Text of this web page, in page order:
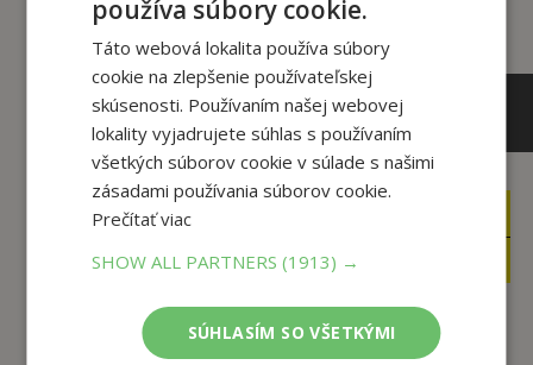
10
4,99€
Kto býva v ZOO
Anna a Elsa -
používa súbory cookie.
Táto webová lokalita používa súbory
cookie na zlepšenie používateľskej
skúsenosti. Používaním našej webovej
lokality vyjadrujete súhlas s používaním
všetkých súborov cookie v súlade s našimi
zásadami používania súborov cookie.
Prečítať viac
SHOW ALL PARTNERS(1913) →
SÚHLASÍM SO VŠETKÝMI